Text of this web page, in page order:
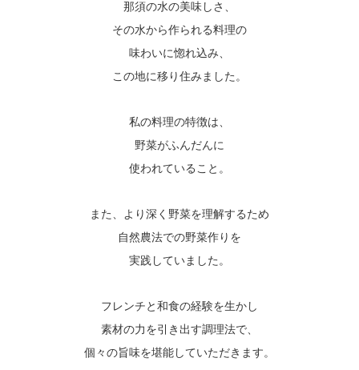
那須の水の美味しさ、
その水から作られる料理の
味わいに惚れ込み、
この地に移り住みました。
私の料理の特徴は、
野菜がふんだんに
使われていること。
また、より深く野菜を理解するため
自然農法での野菜作りを
実践していました。
フレンチと和食の経験を生かし
素材の力を引き出す調理法で、
個々の旨味を堪能していただきます。